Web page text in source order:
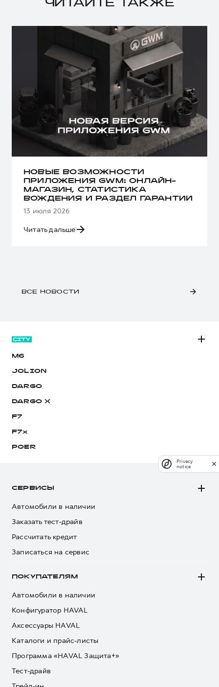
ЧИТАЙТЕ ТАКЖЕ
НОВЫЕ ВОЗМОЖНОСТИ
ПРИЛОЖЕНИЯ GWM: ОНЛАЙН-
МАГАЗИН, СТАТИСТИКА
ВОЖДЕНИЯ И РАЗДЕЛ ГАРАНТИИ
13 июля 2026
Читать дальше
ВСЕ НОВОСТИ
M6
JOLION
DARGO
DARGO Х
F7
F7x
POER
СЕРВИСЫ
Автомобили в наличии
Заказать тест-драйв
Рассчитать кредит
Записаться на сервис
ПОКУПАТЕЛЯМ
Автомобили в наличии
Конфигуратор HAVAL
Аксессуары HAVAL
Каталоги и прайс-листы
Программа «HAVAL Защита+»
Тест-драйв
Privacy
notice